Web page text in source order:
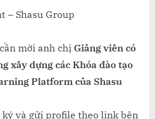
– Shasu Group
mời anh chị Giảng viên có
xây dựng các Khóa đào tạo
Platform của Shasu
ký và gửi profile theo link bên